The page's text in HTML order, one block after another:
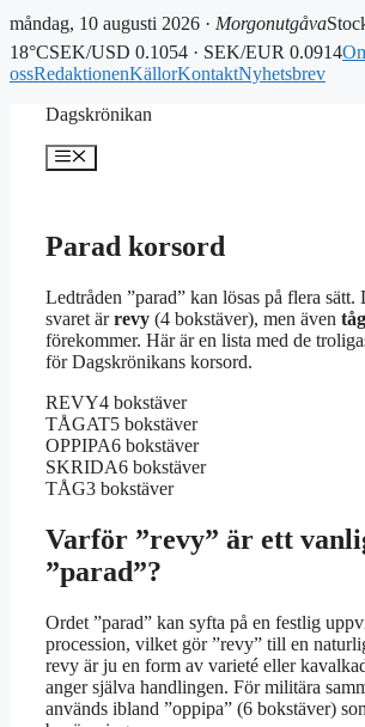
måndag, 10 augusti 2026 · Morgonutgåva
18°CSEK/USD 0.1054 · SEK/EUR 0.0914
ossRedaktionenKällorKontaktNyhetsbrev
Dagskrönikan
Meny
Parad korsord
Ledtråden ”parad” kan lösas på flera sätt.
svaret ärrevy (4 bokstäver), men även
förekommer. Här är en lista med de
för Dagskrönikans korsord.
REVY4 bokstäver
TÅGAT5 bokstäver
OPPIPA6 bokstäver
SKRIDA6 bokstäver
TÅG3 bokstäver
Varför ”revy” är ett
”parad”?
Ordet ”parad” kan syfta på en festlig
procession, vilket gör ”revy” till en
revy är ju en form av varieté eller
anger själva handlingen. För militära
används ibland ”oppipa” (6 bokstäver)